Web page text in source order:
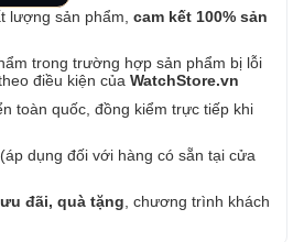
lượng sản phẩm, cam kết 100% sản
trong trường hợp sản phẩm bị lỗi
điều kiện của WatchStore.vn
toàn quốc, đồng kiểm trực tiếp khi
dụng đối với hàng có sẵn tại cửa
đãi, quà tặng , chương trình khách